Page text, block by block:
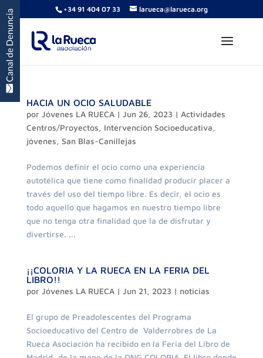
+34 91 404 07 33 larueca@larueca.org
HACIA UN OCIO SALUDABLE
por Jóvenes LA RUECA| Jun 26, 2023 | Actividades
Centros/Proyectos, Intervención Socioeducativa,
jóvenes, San Blas-Canillejas
Podemos definir el ocio como una experiencia
autotélica que tiene como finalidad producir placer a
través del uso del tiempo libre. Es decir, el ocio es
todo aquello que hagamos en nuestro tiempo libre
que no tenga otra finalidad que la de disfrutar y
divertirse. ...
¡¡COLORIA Y LA RUECA EN LA FERIA DEL
LIBRO!!
por Jóvenes LA RUECA| Jun 21, 2023 | noticias
El grupo de Preadolescentes del Programa
Socioeducativo del Centro de Valderrobres de La
Rueca Asociación ha recibido en la Feria del Libro de